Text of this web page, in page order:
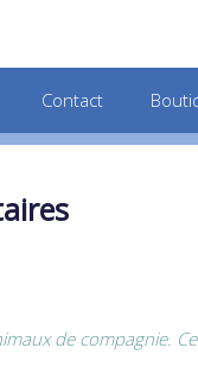
Contact
de compagnie.